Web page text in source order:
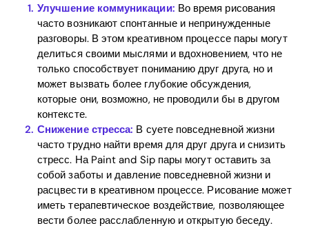
Улучшение коммуникации: Во время рисования
часто возникают спонтанные и непринужденные
разговоры. В этом креативном процессе пары могут
делиться своими мыслями и вдохновением, что не
только способствует пониманию друг друга, но и
может вызвать более глубокие обсуждения,
которые они, возможно, не проводили бы в другом
контексте.
Снижение стресса: В суете повседневной жизни
часто трудно найти время для друг друга и снизить
стресс. На Paint and Sip пары могут оставить за
собой заботы и давление повседневной жизни и
расцвести в креативном процессе. Рисование может
иметь терапевтическое воздействие, позволяющее
вести более расслабленную и открытую беседу.